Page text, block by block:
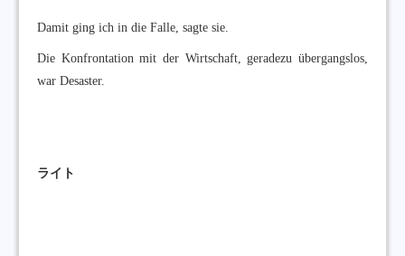
Damit ging ich in die Falle, sagte sie.
Die Konfrontation mit der Wirtschaft, geradezu übergangslos,
war Desaster.
ライト